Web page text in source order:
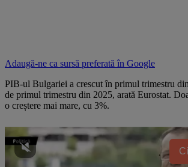
Adaugă-ne ca sursă preferată în Google
PIB-ul Bulgariei a crescut în primul trimestru
de primul trimestru din 2025, arată Eurostat.
o creștere mai mare, cu 3%.